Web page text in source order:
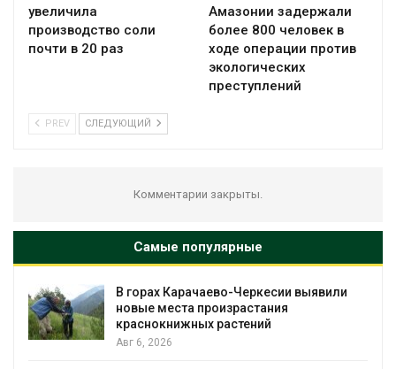
увеличила
производство соли
почти в 20 раз
Амазонии задержали
более 800 человек в
ходе операции против
экологических
преступлений
PREV СЛЕДУЮЩИЙ
Комментарии закрыты.
Самые популярные
В горах Карачаево-Черкесии выявили
новые места произрастания
краснокнижных растений
Авг 6, 2026